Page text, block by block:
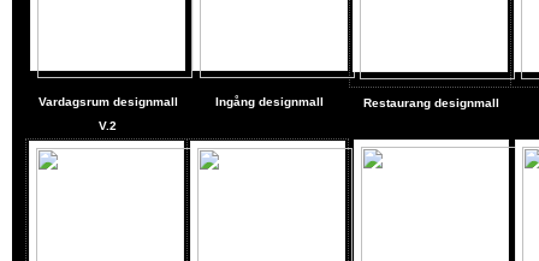
Vardagsrum designmall
V.2
Ingång designmall Restaurang designmall